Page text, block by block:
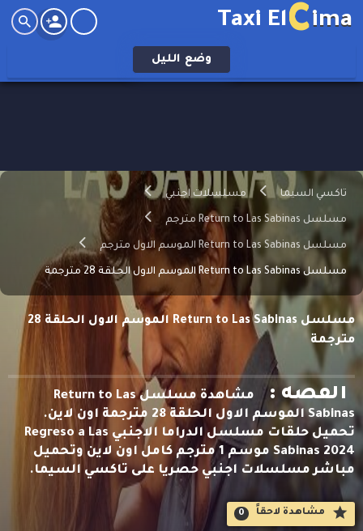
Taxi ElCima
وضع الليل
تاكسي السيما مسلسلات اجنبي
مسلسل Return to Las Sabinas مترجم
مسلسل Return to Las Sabinas الموسم الاول مترجم
مسلسل Return to Las Sabinas الموسم الاول الحلقة 28 مترجمة
مسلسل Return to Las Sabinas الموسم الاول الحلقة 28
مترجمة
القصه :
مشاهدة مسلسل Return to Las
Sabinas الموسم الاول الحلقة 28 مترجمة اون لاين.
تحميل حلقات مسلسل الدراما الاجنبي Regreso a Las
Sabinas 2024 موسم 1 مترجم كامل اون لاين وتحميل
مباشر مسلسلات اجنبي حصريا على تاكسي السيما.
مشاهدة لاحقاََ 0